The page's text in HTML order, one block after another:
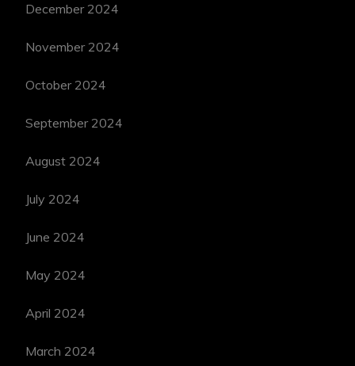
December 2024
November 2024
October 2024
September 2024
August 2024
July 2024
June 2024
May 2024
April 2024
March 2024